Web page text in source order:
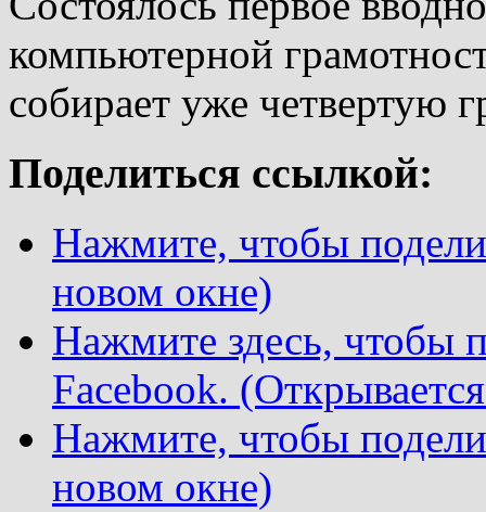
компьютерной
собирает уже четвертую
Поделиться ссылкой:
Нажмите, чтобы
новом окне)
Нажмите здесь, чтобы
Facebook.
Нажмите, чтобы
новом окне)